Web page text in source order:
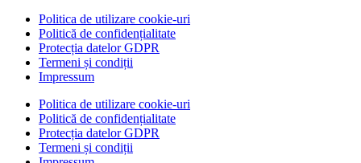
Politica de utilizare cookie-uri
Politică de confidențialitate
Protecția datelor GDPR
Termeni și condiții
Impressum
Politica de utilizare cookie-uri
Politică de confidențialitate
Protecția datelor GDPR
Termeni și condiții